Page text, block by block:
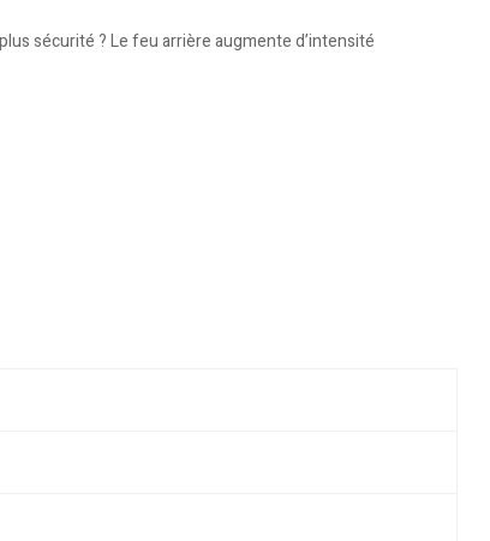
sécurité ? Le feu arrière augmente d’intensité